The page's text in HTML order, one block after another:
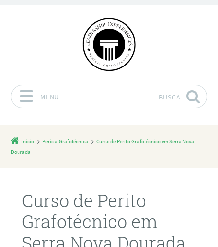
MENU BUSCA
Início Perícia Grafotécnica
Curso de Perito Grafotécnico em Serra Nova
Dourada
Curso de Perito
Grafotécnico em